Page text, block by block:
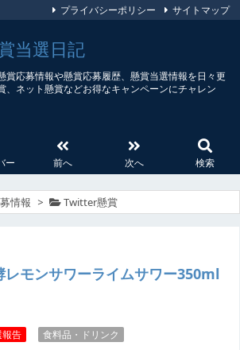
当選日記
賞応募情報や懸賞応募履歴、懸賞当選情報を日々更
、ネット懸賞などお得なキャンペーンにチャレン
ー 前へ 次へ 検索
プライバシーポリシー サイトマップ
情報 > Twitter懸賞
レモンサワーライムサワー350ml
報告 食料品・ドリンク